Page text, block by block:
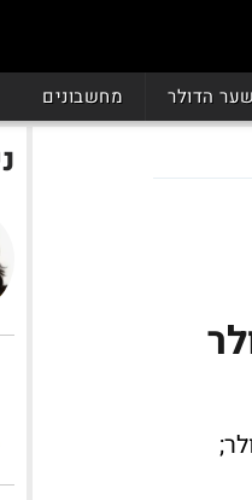
הדולר מחשבונים
101 מ' דולר
ל-20.5 מיליון דולר;